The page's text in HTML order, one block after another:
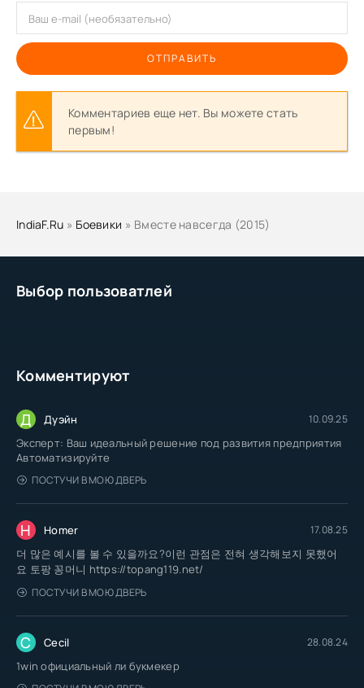
Выбор пользоватлей
Комментируют
Д Дуэйн 10.09.25
Эксперт: Ваш идеальный решение под развития предприятия
Автоматизируйте
ПОСТУЧИ В МОЮ ДВЕРЬ
H Homer 17.08.25
더 많은 예시를 볼 수 있을까요?이런 관점은 전혀 생각해보지 못했어
요 토팡 꽁머니 https://topang119.net/
ПОСТУЧИ В МОЮ ДВЕРЬ
C Cecil 28.08.24
1win официальный ли букмекер
ОТПРАВИТЬ
Комментариев еще нет. Вы можете стать
первым!
IndiaF.Ru » Боевики » Вместе навсегда (2015)